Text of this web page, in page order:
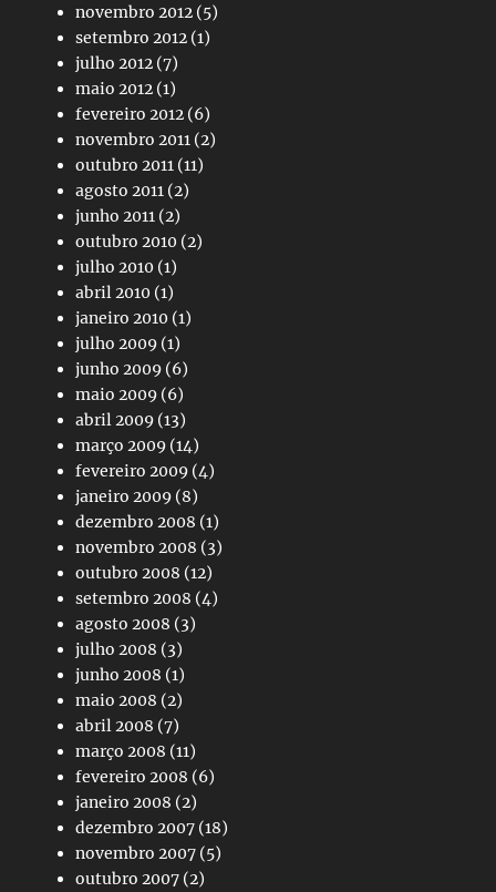
novembro 2012 (5)
setembro 2012 (1)
julho 2012 (7)
maio 2012 (1)
fevereiro 2012 (6)
novembro 2011 (2)
outubro 2011 (11)
agosto 2011 (2)
junho 2011 (2)
outubro 2010 (2)
julho 2010 (1)
abril 2010 (1)
janeiro 2010 (1)
julho 2009 (1)
junho 2009 (6)
maio 2009 (6)
abril 2009 (13)
março 2009 (14)
fevereiro 2009 (4)
janeiro 2009 (8)
dezembro 2008 (1)
novembro 2008 (3)
outubro 2008 (12)
setembro 2008 (4)
agosto 2008 (3)
julho 2008 (3)
junho 2008 (1)
maio 2008 (2)
abril 2008 (7)
março 2008 (11)
fevereiro 2008 (6)
janeiro 2008 (2)
dezembro 2007 (18)
novembro 2007 (5)
outubro 2007 (2)